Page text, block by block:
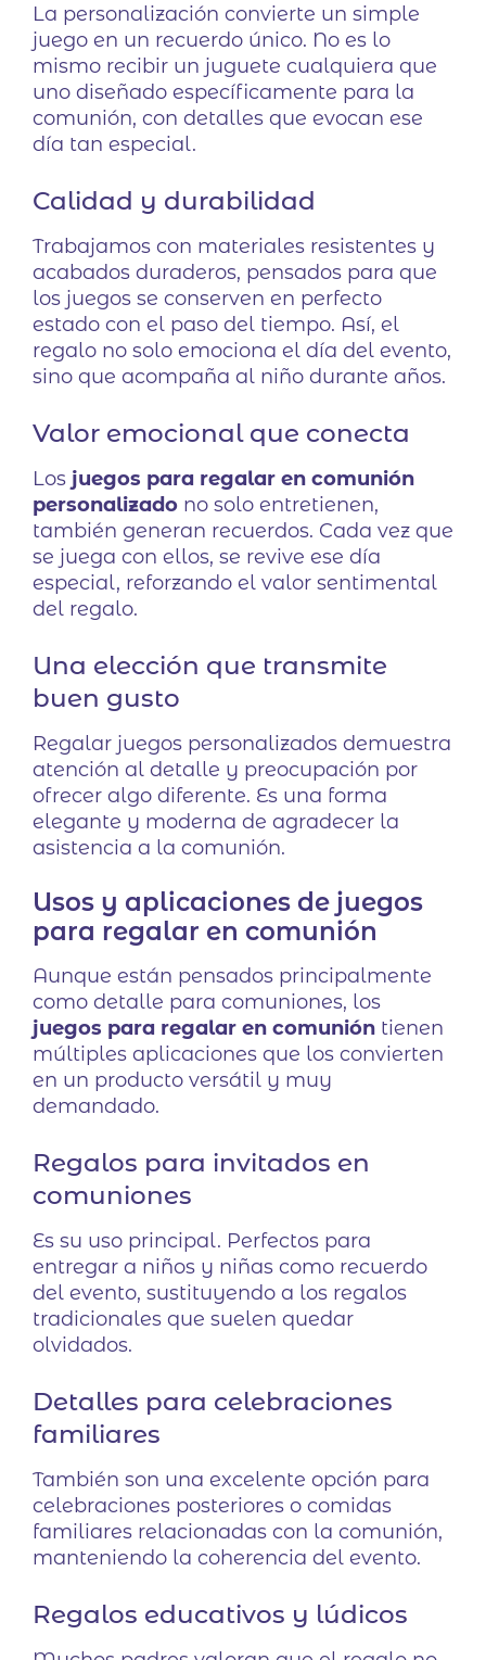
La personalización convierte un simple
juego en un recuerdo único. No es lo
mismo recibir un juguete cualquiera que
uno diseñado específicamente para la
comunión, con detalles que evocan ese
día tan especial.
Calidad y durabilidad
Trabajamos con materiales resistentes y
acabados duraderos, pensados para que
los juegos se conserven en perfecto
estado con el paso del tiempo. Así, el
regalo no solo emociona el día del evento,
sino que acompaña al niño durante años.
Valor emocional que conecta
Los juegos para regalar en comunión
personalizado no solo entretienen,
también generan recuerdos. Cada vez que
se juega con ellos, se revive ese día
especial, reforzando el valor sentimental
del regalo.
Una elección que transmite
buen gusto
Regalar juegos personalizados demuestra
atención al detalle y preocupación por
ofrecer algo diferente. Es una forma
elegante y moderna de agradecer la
asistencia a la comunión.
Usos y aplicaciones de juegos
para regalar en comunión
Aunque están pensados principalmente
como detalle para comuniones, los
juegos para regalar en comunión tienen
múltiples aplicaciones que los convierten
en un producto versátil y muy
demandado.
Regalos para invitados en
comuniones
Es su uso principal. Perfectos para
entregar a niños y niñas como recuerdo
del evento, sustituyendo a los regalos
tradicionales que suelen quedar
olvidados.
Detalles para celebraciones
familiares
También son una excelente opción para
celebraciones posteriores o comidas
familiares relacionadas con la comunión,
manteniendo la coherencia del evento.
Regalos educativos y lúdicos